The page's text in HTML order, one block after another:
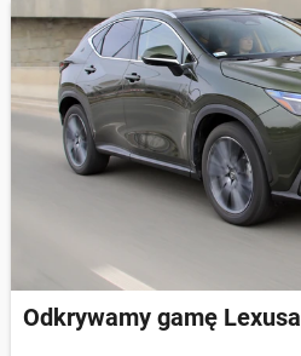
Odkrywamy gamę Lexusa